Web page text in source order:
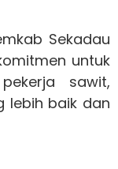
Sekadau
untuk
sawit,
lebih baik dan